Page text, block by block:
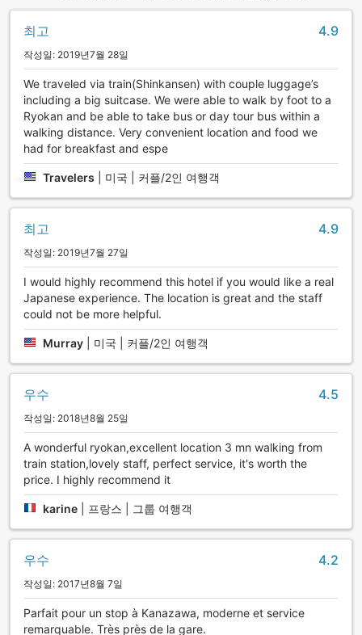
최고 4.9
작성일: 2019년7월 28일
We traveled via train(Shinkansen) with couple luggage’s
including a big suitcase. We were able to walk by foot to a
Ryokan and be able to take bus or day tour bus within a
walking distance. Very convenient location and food we
had for breakfast and espe
Travelers 미국 | 커플/2인 여행객
최고 4.9
작성일: 2019년7월 27일
I would highly recommend this hotel if you would like a real
Japanese experience. The location is great and the staff
could not be more helpful.
Murray 미국 | 커플/2인 여행객
우수 4.5
작성일: 2018년8월 25일
A wonderful ryokan,excellent location 3 mn walking from
train station,lovely staff, perfect service, it's worth the
price. I highly recommend it
karine 프랑스 | 그룹 여행객
우수 4.2
작성일: 2017년8월 7일
Parfait pour un stop à Kanazawa, moderne et service
remarquable. Très près de la gare.